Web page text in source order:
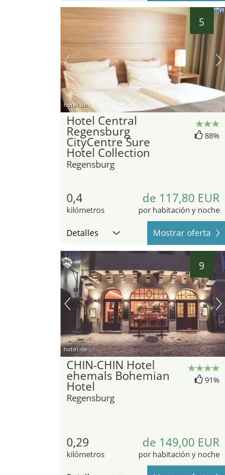
5
hotel.de
Hotel Central
Regensburg
CityCentre Sure
Hotel Collection
Regensburg
88%
0,4
kilómetros
de 117,80 EUR
por habitación y noche
Detalles Mostrar oferta
9
hotel.de
CHIN-CHIN Hotel
ehemals Bohemian
Hotel
Regensburg
91%
0,29
kilómetros
de 149,00 EUR
por habitación y noche